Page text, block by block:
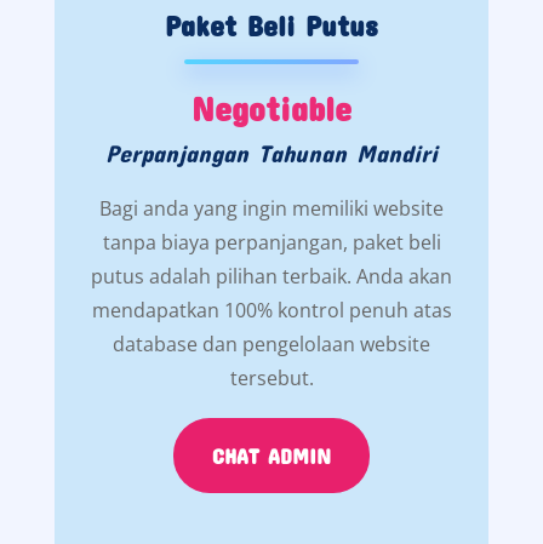
Paket Beli Putus
Negotiable
Perpanjangan Tahunan Mandiri
Bagi anda yang ingin memiliki website
tanpa biaya perpanjangan, paket beli
putus adalah pilihan terbaik. Anda akan
mendapatkan 100% kontrol penuh atas
database dan pengelolaan website
tersebut.
CHAT ADMIN